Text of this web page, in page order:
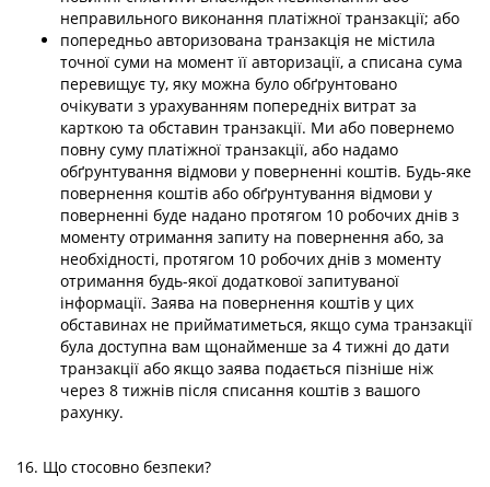
неправильного виконання платіжної транзакції; або
попередньо авторизована транзакція не містила
точної суми на момент її авторизації, а списана сума
перевищує ту, яку можна було обґрунтовано
очікувати з урахуванням попередніх витрат за
карткою та обставин транзакції. Ми або повернемо
повну суму платіжної транзакції, або надамо
обґрунтування відмови у поверненні коштів. Будь-яке
повернення коштів або обґрунтування відмови у
поверненні буде надано протягом 10 робочих днів з
моменту отримання запиту на повернення або, за
необхідності, протягом 10 робочих днів з моменту
отримання будь-якої додаткової запитуваної
інформації. Заява на повернення коштів у цих
обставинах не прийматиметься, якщо сума транзакції
була доступна вам щонайменше за 4 тижні до дати
транзакції або якщо заява подається пізніше ніж
через 8 тижнів після списання коштів з вашого
рахунку.
16. Що стосовно безпеки?